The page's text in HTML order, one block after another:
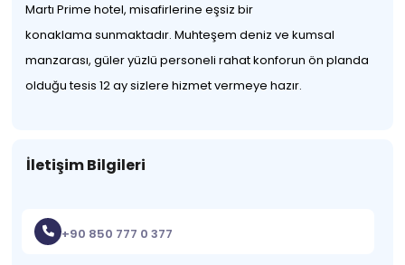
Martı Prime hotel, misafirlerine eşsiz bir
konaklama sunmaktadır. Muhteşem deniz ve kumsal
manzarası, güler yüzlü personeli rahat konforun ön planda
olduğu tesis 12 ay sizlere hizmet vermeye hazır.
İletişim Bilgileri
+90 850 777 0 377